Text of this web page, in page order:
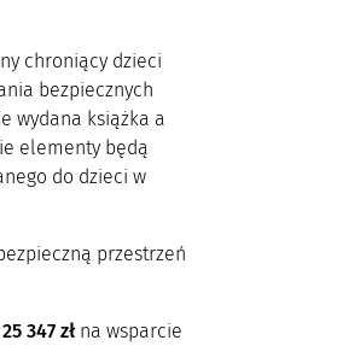
chroniący dzieci
bezpiecznych
wydana książka a
elementy będą
do dzieci w
przestrzeń
25 347 złna wsparcie